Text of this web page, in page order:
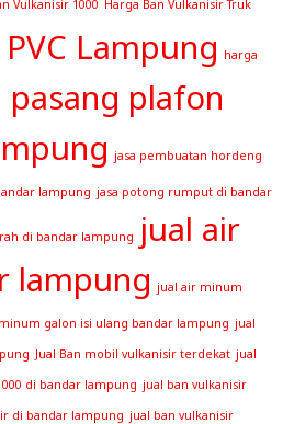
Vulkanisir 1000 Harga Ban Vulkanisir Truk
Lampung harga
pasang plafon
jasa pembuatan hordeng
lampung jasa potong rumput di bandar
di bandar lampung
jual air
lampung jual air minum
galon isi ulang bandar lampung jual
Jual Ban mobil vulkanisir terdekat jual
di bandar lampung jual ban vulkanisir
di bandar lampung jual ban vulkanisir